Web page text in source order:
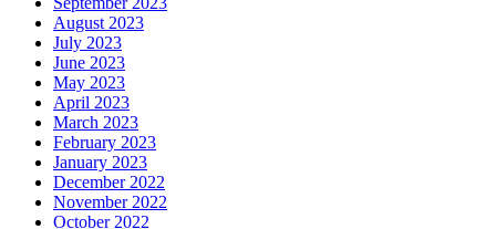
August 2023
July 2023
June 2023
May 2023
April 2023
March 2023
February 2023
January 2023
December 2022
November 2022
October 2022